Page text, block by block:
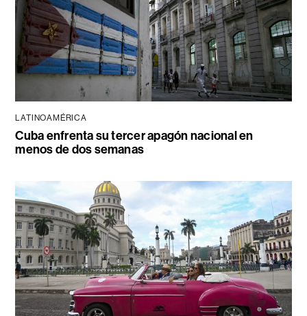
LATINOAMÉRICA
Cuba enfrenta su tercer apagón nacional en
menos de dos semanas